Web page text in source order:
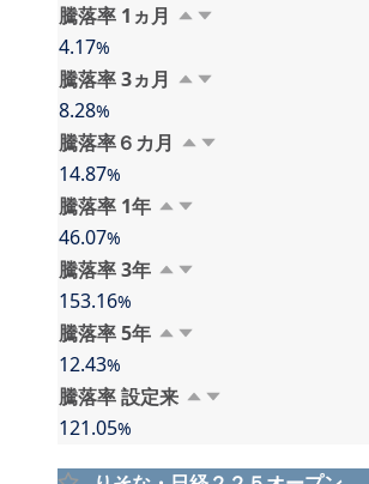
騰落率 1⁠⁠ヵ⁠月
4.17%
騰落率 3⁠⁠ヵ⁠月
8.28%
騰落率６⁠カ⁠月
14.87%
騰落率 1⁠年
46.07%
騰落率 3⁠年
153.16%
騰落率 5⁠年
12.43%
騰落率 設⁠定⁠来
121.05%